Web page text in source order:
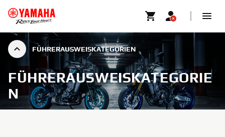
FÜHRERAUSWEISKATEGORIEN
FÜHRERAUSWEISKATEGORIE
N